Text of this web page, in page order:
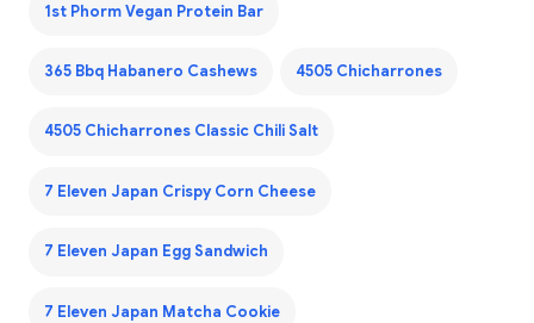
1st Phorm Vegan Protein Bar
365 Bbq Habanero Cashews 4505 Chicharrones
4505 Chicharrones Classic Chili Salt
7 Eleven Japan Crispy Corn Cheese
7 Eleven Japan Egg Sandwich
7 Eleven Japan Matcha Cookie